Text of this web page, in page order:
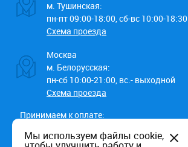
м. Тушинская:
пн-пт 09:00-18:00, сб-вс 10:00-18:30
Схема проезда
Москва
м. Белорусская:
пн-сб 10:00-21:00, вс.- выходной
Схема проезда
Принимаем к оплате:
Мы используем файлы cookie,